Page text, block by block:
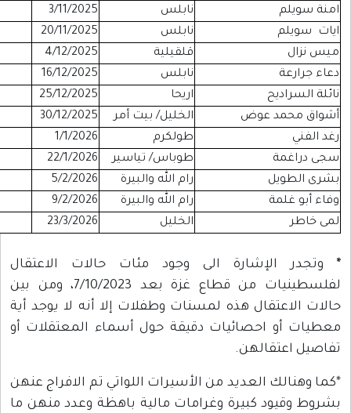
-
موقوفة
-
موقوفة
-
موقوفة
-
موقوفة
موقوفة
بيت أمر
30/12/2025
-
موقوفة
-
موقوفة
تياسير
-
موقوفة
الله والبيرة
-
موقوفة
الله والبيرة
-
موقوفة
-
مئات حالات الاعتقال
لفلسطينيات من قطاع غزة بعد 7/10/2023، ومن بين
وطفلات إلا أنه لا يوجد أية
حول أسماء المعتقلات أو
اللواتي تم الافراج عنهن
مالية باهظة وعدد منهن ما